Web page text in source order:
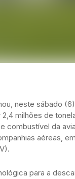
neste sábado
milhões de
combustível da
aéreas,
para a